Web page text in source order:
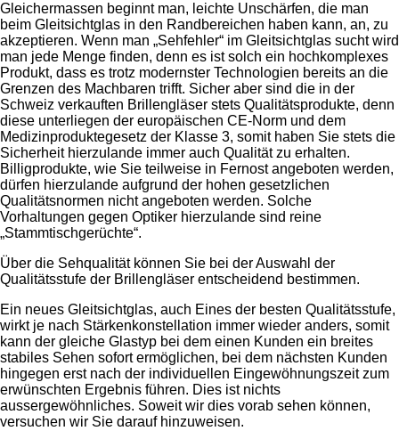
Gleichermassen beginnt man, leichte Unschärfen, die man
beim Gleitsichtglas in den Randbereichen haben kann, an, zu
akzeptieren. Wenn man „Sehfehler“ im Gleitsichtglas sucht wird
man jede Menge finden, denn es ist solch ein hochkomplexes
Produkt, dass es trotz modernster Technologien bereits an die
Grenzen des Machbaren trifft. Sicher aber sind die in der
Schweiz verkauften Brillengläser stets Qualitätsprodukte, denn
diese unterliegen der europäischen CE-Norm und dem
Medizinproduktegesetz der Klasse 3, somit haben Sie stets die
Sicherheit hierzulande immer auch Qualität zu erhalten.
Billigprodukte, wie Sie teilweise in Fernost angeboten werden,
dürfen hierzulande aufgrund der hohen gesetzlichen
Qualitätsnormen nicht angeboten werden. Solche
Vorhaltungen gegen Optiker hierzulande sind reine
„Stammtischgerüchte“.
Über die Sehqualität können Sie bei der Auswahl der
Qualitätsstufe der Brillengläser entscheidend bestimmen.
Ein neues Gleitsichtglas, auch Eines der besten Qualitätsstufe,
wirkt je nach Stärkenkonstellation immer wieder anders, somit
kann der gleiche Glastyp bei dem einen Kunden ein breites
stabiles Sehen sofort ermöglichen, bei dem nächsten Kunden
hingegen erst nach der individuellen Eingewöhnungszeit zum
erwünschten Ergebnis führen. Dies ist nichts
aussergewöhnliches. Soweit wir dies vorab sehen können,
versuchen wir Sie darauf hinzuweisen.